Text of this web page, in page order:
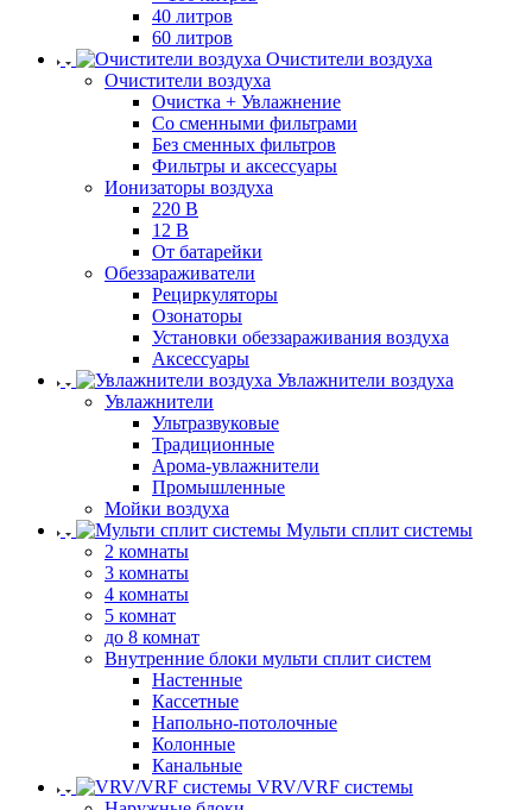
40 литров
60 литров
Очистители воздуха
Очистители воздуха
Очистка + Увлажнение
Cо сменными фильтрами
Без сменных фильтров
Фильтры и аксессуары
Ионизаторы воздуха
220 В
12 В
От батарейки
Обеззараживатели
Рециркуляторы
Озонаторы
Установки обеззараживания воздуха
Аксессуары
Увлажнители воздуха
Увлажнители
Ультразвуковые
Традиционные
Арома-увлажнители
Промышленные
Мойки воздуха
Мульти сплит системы
2 комнаты
3 комнаты
4 комнаты
5 комнат
до 8 комнат
Внутренние блоки мульти сплит систем
Настенные
Кассетные
Напольно-потолочные
Колонные
Канальные
VRV/VRF системы